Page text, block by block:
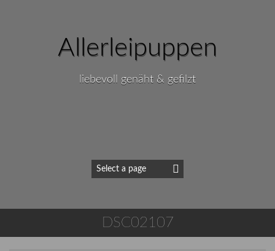
Allerleipuppen
liebevoll genäht & gefilzt
DSC02107